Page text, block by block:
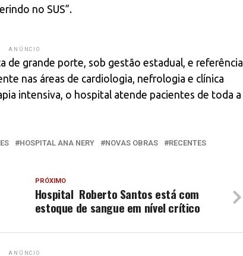
no SUS”.
ANÚNCIO
de grande porte, sob gestão estadual, e referência
nas áreas de cardiologia, nefrologia e clínica
intensiva, o hospital atende pacientes de toda a
HOSPITAL ANA NERY NOVAS OBRAS
RECENTES
PRÓXIMO
Hospital Roberto Santos está com
estoque de sangue em nível crítico
ANÚNCIO